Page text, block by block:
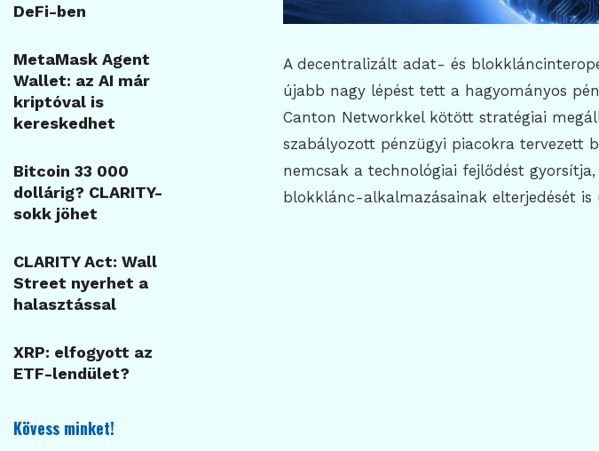
A decentralizált adat- és
újabb nagy lépést tett a hagyományos
Canton Networkkel kötött stratégiai
szabályozott pénzügyi piacokra tervezett
nemcsak a technológiai fejlődést
blokklánc-alkalmazásainak elterjedését is
DeFi-ben
MetaMask Agent
Wallet: az AI már
kriptóval is
kereskedhet
Bitcoin 33 000
dollárig? CLARITY-
sokk jöhet
CLARITY Act: Wall
Street nyerhet a
halasztással
XRP: elfogyott az
ETF-lendület?
Kövess minket!